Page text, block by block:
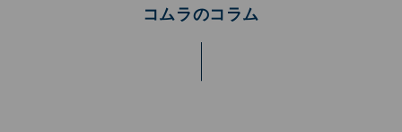
コムラのコラム